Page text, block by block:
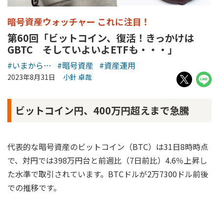
暗号資産ウォッチャー これに注目！
第60回「ビットコイン、復活！きっかけは
GBTC そしていよいよETFも・・・」
#いまから… #暗号資産 #資産運用
2023年8月31日 小針 卓哉
ビットコイン円、400万円超えまで急騰
代表的な暗号資産のビットコイン（BTC）は31日8時時点
で、対円では398万円台と前週比（7日前比）4.6％上昇し
た水準で取引されています。BTCドルが2万7300ドル前後
での推移です。